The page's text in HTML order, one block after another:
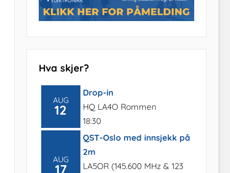
Hva skjer?
AUG
12
Drop-in
HQ LA4O Rommen
18:30
AUG
17
QST-Oslo med innsjekk på
2m
LA5OR (145.600 MHz & 123